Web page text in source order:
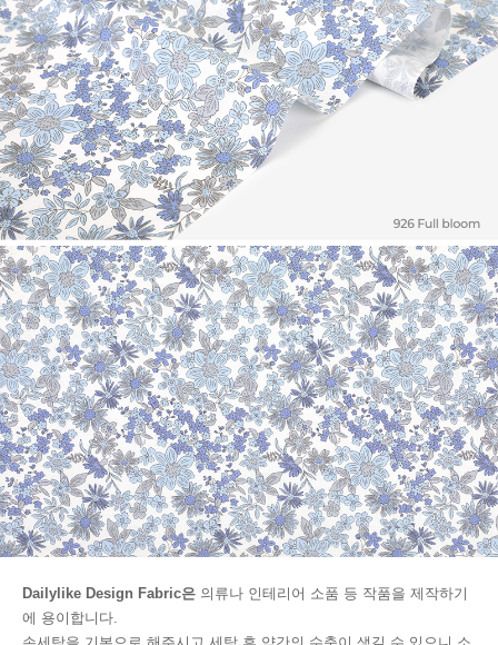
Dailylike Design Fabric은 의류나 인테리어 소품 등 작품을 제작하기
에 용이합니다.